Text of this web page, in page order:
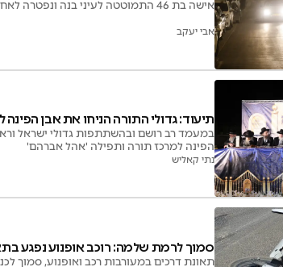
אישה בת 46 התמוטטה לעיני בנה ונפטרה לאחר מכן, ובחור כבן 20 הלך לעולמו לאחר שחלה הידרדרות במצבו
אבי יעקב
תיעוד: גדולי התורה הניחו את אבן
במעמד רב רושם ובהשתתפות גדולי ישראל
הפינה למרכז תורה ותפילה 'אהל אברהם'
נתי קאליש
סמוך לרמת שלמה: רוכב אופנוע נפגע
תאונת דרכים במעורבות רכב ואופנוע, סמוך לכניסה